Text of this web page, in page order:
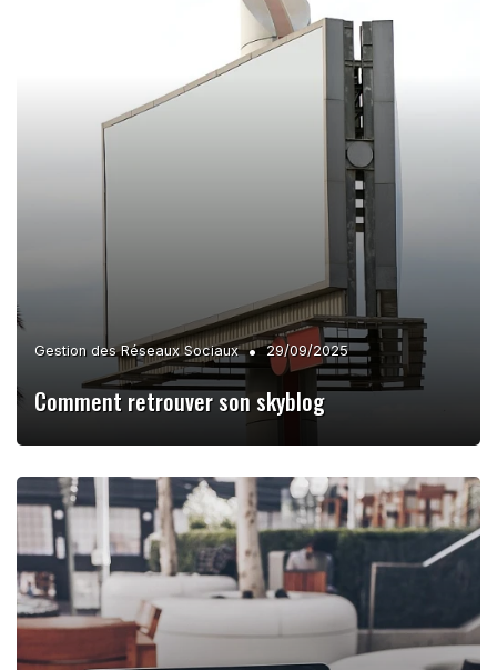
Gestion des Réseaux Sociaux • 29/09/2025
Comment retrouver son skyblog